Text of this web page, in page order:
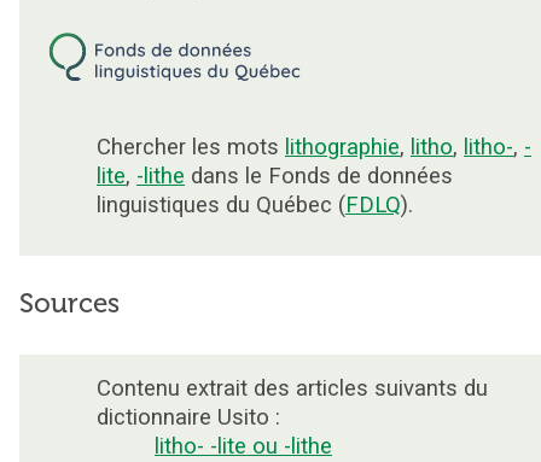
Chercher les mots lithographie, litho, litho-, -
lite, -lithe dans le Fonds de données
linguistiques du Québec (FDLQ).
Sources
Contenu extrait des articles suivants du
dictionnaire Usito :
litho- -lite ou -lithe